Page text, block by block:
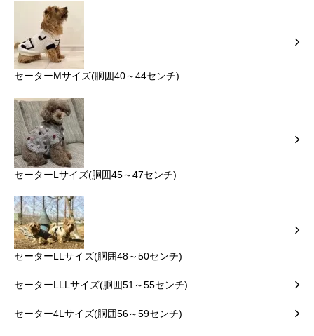
セーターMサイズ(胴囲40～44センチ)
セーターLサイズ(胴囲45～47センチ)
セーターLLサイズ(胴囲48～50センチ)
セーターLLLサイズ(胴囲51～55センチ)
セーター4Lサイズ(胴囲56～59センチ)